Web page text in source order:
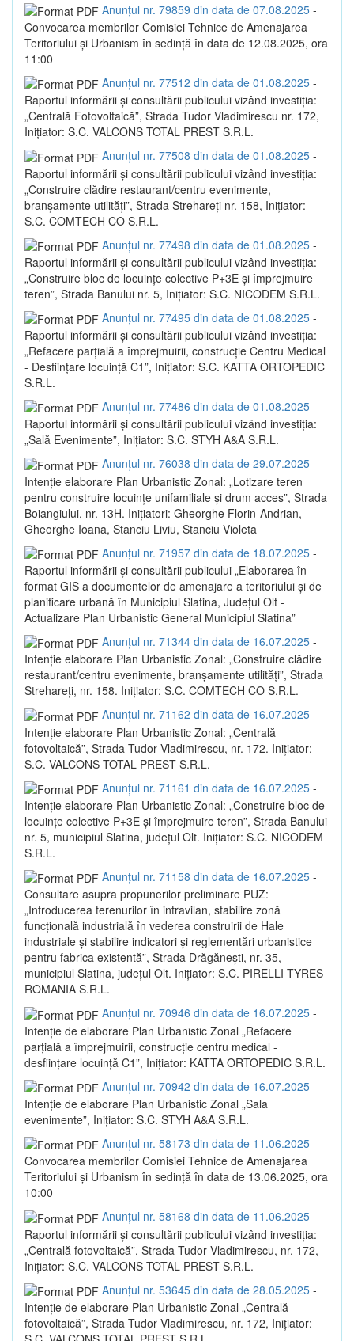
Anunțul nr. 79859 din data de 07.08.2025 -
Convocarea membrilor Comisiei Tehnice de Amenajarea
Teritoriului și Urbanism în sedință în data de 12.08.2025, ora
11:00
Anunțul nr. 77512 din data de 01.08.2025 -
Raportul informării și consultării publicului vizând investiția:
„Centrală Fotovoltaică”, Strada Tudor Vladimirescu nr. 172,
Inițiator: S.C. VALCONS TOTAL PREST S.R.L.
Anunțul nr. 77508 din data de 01.08.2025 -
Raportul informării și consultării publicului vizând investiția:
„Construire clădire restaurant/centru evenimente,
branșamente utilități”, Strada Strehareți nr. 158, Inițiator:
S.C. COMTECH CO S.R.L.
Anunțul nr. 77498 din data de 01.08.2025 -
Raportul informării și consultării publicului vizând investiția:
„Construire bloc de locuințe colective P+3E și împrejmuire
teren”, Strada Banului nr. 5, Inițiator: S.C. NICODEM S.R.L.
Anunțul nr. 77495 din data de 01.08.2025 -
Raportul informării și consultării publicului vizând investiția:
„Refacere parțială a împrejmuirii, construcție Centru Medical
- Desființare locuință C1”, Inițiator: S.C. KATTA ORTOPEDIC
S.R.L.
Anunțul nr. 77486 din data de 01.08.2025 -
Raportul informării și consultării publicului vizând investiția:
„Sală Evenimente”, Inițiator: S.C. STYH A&A S.R.L.
Anunțul nr. 76038 din data de 29.07.2025 -
Intenție elaborare Plan Urbanistic Zonal: „Lotizare teren
pentru construire locuințe unifamiliale și drum acces”, Strada
Boiangiului, nr. 13H. Inițiatori: Gheorghe Florin-Andrian,
Gheorghe Ioana, Stanciu Liviu, Stanciu Violeta
Anunțul nr. 71957 din data de 18.07.2025 -
Raportul informării și consultării publicului „Elaborarea în
format GIS a documentelor de amenajare a teritoriului și de
planificare urbană în Municipiul Slatina, Județul Olt -
Actualizare Plan Urbanistic General Municipiul Slatina”
Anunțul nr. 71344 din data de 16.07.2025 -
Intenție elaborare Plan Urbanistic Zonal: „Construire clădire
restaurant/centru evenimente, branșamente utilități”, Strada
Strehareți, nr. 158. Inițiator: S.C. COMTECH CO S.R.L.
Anunțul nr. 71162 din data de 16.07.2025 -
Intenție elaborare Plan Urbanistic Zonal: „Centrală
fotovoltaică”, Strada Tudor Vladimirescu, nr. 172. Inițiator:
S.C. VALCONS TOTAL PREST S.R.L.
Anunțul nr. 71161 din data de 16.07.2025 -
Intenție elaborare Plan Urbanistic Zonal: „Construire bloc de
locuințe colective P+3E și împrejmuire teren”, Strada Banului
nr. 5, municipiul Slatina, județul Olt. Inițiator: S.C. NICODEM
S.R.L.
Anunțul nr. 71158 din data de 16.07.2025 -
Consultare asupra propunerilor preliminare PUZ:
„Introducerea terenurilor în intravilan, stabilire zonă
funcțională industrială în vederea construirii de Hale
industriale și stabilire indicatori și reglementări urbanistice
pentru fabrica existentă”, Strada Drăgănești, nr. 35,
municipiul Slatina, județul Olt. Inițiator: S.C. PIRELLI TYRES
ROMANIA S.R.L.
Anunțul nr. 70946 din data de 16.07.2025 -
Intenție de elaborare Plan Urbanistic Zonal „Refacere
parțială a împrejmuirii, construcție centru medical -
desființare locuință C1”, Inițiator: KATTA ORTOPEDIC S.R.L.
Anunțul nr. 70942 din data de 16.07.2025 -
Intenție de elaborare Plan Urbanistic Zonal „Sala
evenimente”, Inițiator: S.C. STYH A&A S.R.L.
Anunțul nr. 58173 din data de 11.06.2025 -
Convocarea membrilor Comisiei Tehnice de Amenajarea
Teritoriului și Urbanism în sedință în data de 13.06.2025, ora
10:00
Anunțul nr. 58168 din data de 11.06.2025 -
Raportul informării și consultării publicului vizând investiția:
„Centrală fotovoltaică”, Strada Tudor Vladimirescu, nr. 172,
Inițiator: S.C. VALCONS TOTAL PREST S.R.L.
Anunțul nr. 53645 din data de 28.05.2025 -
Intenție de elaborare Plan Urbanistic Zonal „Centrală
fotovoltaică”, Strada Tudor Vladimirescu, nr. 172, Inițiator: